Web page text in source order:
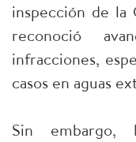
inspección de la
reconoció
infracciones,
casos en aguas
Sin embargo,